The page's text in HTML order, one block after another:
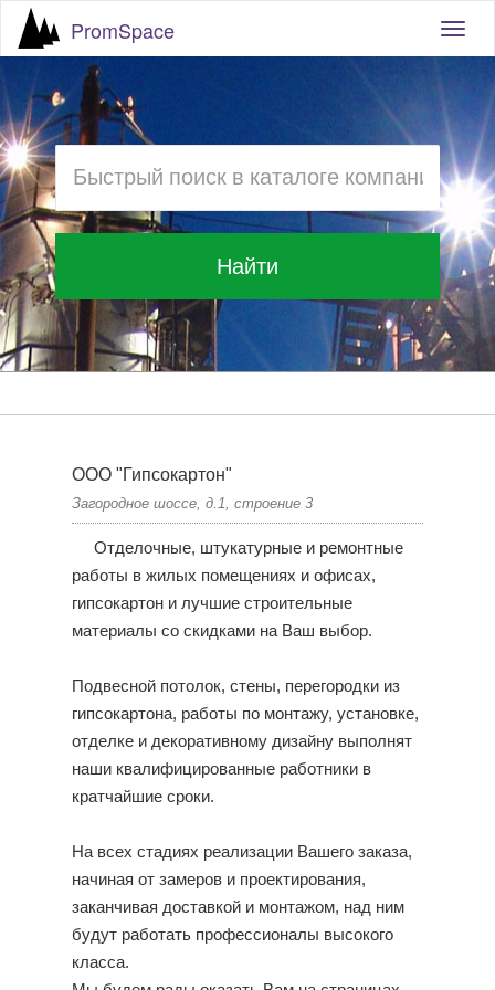
PromSpace
Найти
ООО "Гипсокартон"
Загородное шоссе, д.1, строение 3
Отделочные, штукатурные и ремонтные
работы в жилых помещениях и офисах,
гипсокартон и лучшие строительные
материалы со скидками на Ваш выбор.
Подвесной потолок, стены, перегородки из
гипсокартона, работы по монтажу, установке,
отделке и декоративному дизайну выполнят
наши квалифицированные работники в
кратчайшие сроки.
На всех стадиях реализации Вашего заказа,
начиная от замеров и проектирования,
заканчивая доставкой и монтажом, над ним
будут работать профессионалы высокого
класса.